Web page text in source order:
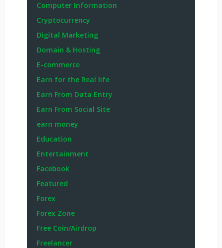
Computer Information
Cryptocurrency
Digital Marketing
Domain & Hosting
E-commerce
Earn for the Real life
Earn From Data Entry
Earn From Social Site
earn money
Education
Entertainment
Facebook
Featured
Forex
Forex Zone
Free Coin/Airdrop
Freelancer